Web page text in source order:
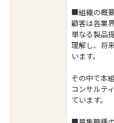
■組織の概
顧客は各業
単なる製品
理解し、将
います。
その中で本
コンサルテ
ています。